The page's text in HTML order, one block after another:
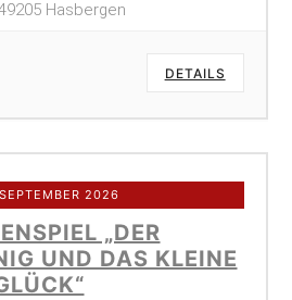
Hasbergen
DETAILS
2026
„DER
UND DAS KLEINE